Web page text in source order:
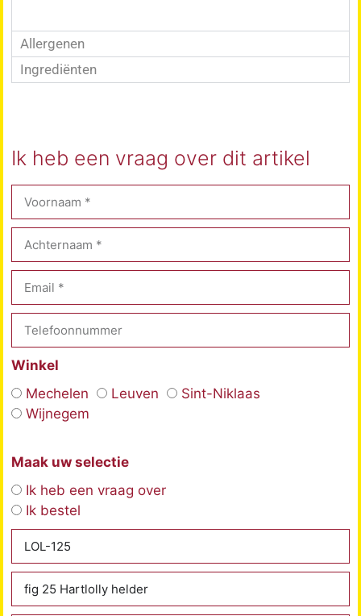
Allergenen
Ingrediënten
Ik heb een vraag over dit artikel
Winkel
Mechelen
Leuven
Sint-Niklaas
Wijnegem
Maak uw selectie
Ik heb een vraag over
Ik bestel